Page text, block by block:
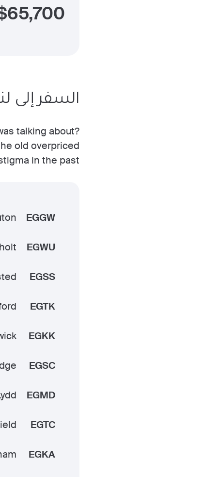
65,700
السفر إلى
talking about?
old overpriced
in the past.
EGGW
EGWU
EGSS
EGTK
EGKK
EGSC
EGMD
EGTC
EGKA